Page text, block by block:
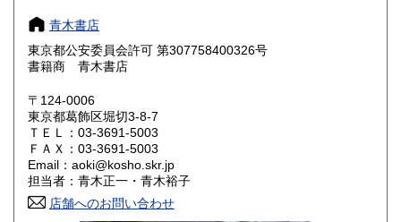
奈良県
鳥取県 600円 島根県
岡山県
山口県 600円
香川県 600円
高知県 600円
青木書店
東京都公安委員会許可 第307758400326号
書籍商 青木書店
〒124-0006
東京都葛飾区堀切3-8-7
ＴＥＬ：03-3691-5003
ＦＡＸ：03-3691-5003
Email：aoki@kosho.skr.jp
担当者：青木正一・青木裕子
店舗へのお問い合わせ